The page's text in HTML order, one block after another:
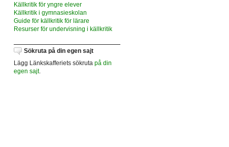
Källkritik för yngre elever
Källkritik i gymnasieskolan
Guide för källkritik för lärare
Resurser för undervisning i källkritik
Sökruta på din egen sajt
Lägg Länkskafferiets sökruta på din
egen sajt.